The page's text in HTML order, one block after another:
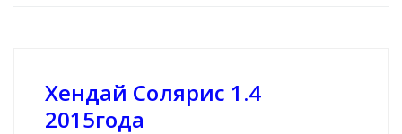
Хендай Солярис 1.4
2015года